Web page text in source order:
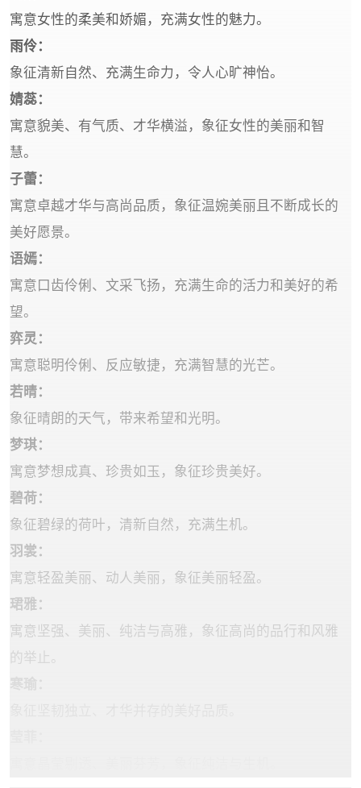
寓意女性的柔美和娇媚，充满女性的魅力‌。
‌雨伶‌：
象征清新自然、充满生命力，令人心旷神怡‌。
‌婧蕊‌：
寓意貌美、有气质、才华横溢，象征女性的美丽和智
慧‌。
子蕾‌：
寓意卓越才华与高尚品质，象征温婉美丽且不断成长的
美好愿景‌。
‌语嫣‌：
寓意口齿伶俐、文采飞扬，充满生命的活力和美好的希
望‌。
‌弈灵‌：
寓意聪明伶俐、反应敏捷，充满智慧的光芒‌。
‌若晴‌：
象征晴朗的天气，带来希望和光明‌。
‌梦琪‌：
寓意梦想成真、珍贵如玉，象征珍贵美好‌。
‌碧荷‌：
象征碧绿的荷叶，清新自然，充满生机‌。
‌羽裳‌：
寓意轻盈美丽、动人美丽，象征美丽轻盈‌。
珺雅‌：
寓意坚强、美丽、纯洁与高雅，象征高尚的品行和风雅
的举止‌。